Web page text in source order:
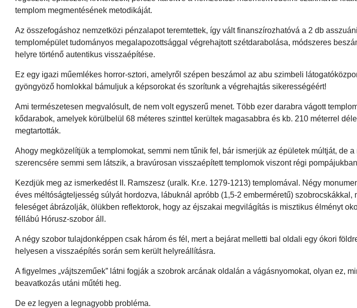
templom megmentésének metodikáját.
Az összefogáshoz nemzetközi pénzalapot teremtettek, így vált finanszírozhatóvá a 2 db
templomépület tudományos megalapozottsággal végrehajtott szétdarabolása, módszeres
helyre történő autentikus visszaépítése.
Ez egy igazi műemlékes horror-sztori, amelyről szépen beszámol az abu szimbeli
gyöngyöző homlokkal bámuljuk a képsorokat és szorítunk a végrehajtás sikerességéért!
Ami természetesen megvalósult, de nem volt egyszerű menet. Több ezer darabra vágott
kődarabok, amelyek körülbelül 68 méteres szinttel kerültek magasabbra és kb. 210 méterrel
megtartották.
Ahogy megközelítjük a templomokat, semmi nem tűnik fel, bár ismerjük az épületek múltját, de
szerencsére semmi sem látszik, a bravúrosan visszaépített templomok viszont régi
Kezdjük meg az ismerkedést II. Ramszesz (uralk. Kr.e. 1279-1213) templomával. Négy
éves méltóságteljesség súlyát hordozva, lábuknál apróbb (1,5-2 emberméretű) szobrocskákkal,
feleséget ábrázolják, ölükben reflektorok, hogy az éjszakai megvilágítás is misztikus élményt
féllábú Hórusz-szobor áll.
A négy szobor tulajdonképpen csak három és fél, mert a bejárat melletti bal oldali egy ókori
helyesen a visszaépítés során sem került helyreállításra.
A figyelmes „vájtszeműek” látni fogják a szobrok arcának oldalán a vágásnyomokat, olyan ez,
beavatkozás utáni műtéti heg.
De ez legyen a legnagyobb probléma.